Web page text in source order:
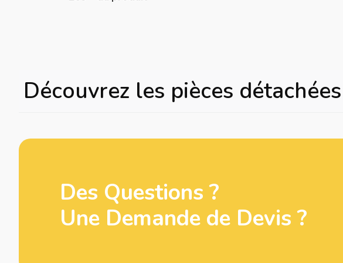
Découvrez les pièces
Des Questions ?
Une Demande de Devis ?